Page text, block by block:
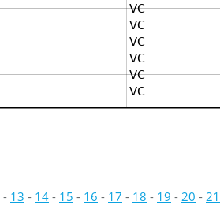
VC
VC
VC
VC
VC
VC
- 13 - 14 - 15 - 16 - 17 - 18 - 19 - 20 - 21